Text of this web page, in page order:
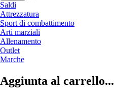
Saldi
Attrezzatura
Sport di combattimento
Arti marziali
Allenamento
Outlet
Marche
Aggiunta al carrello...